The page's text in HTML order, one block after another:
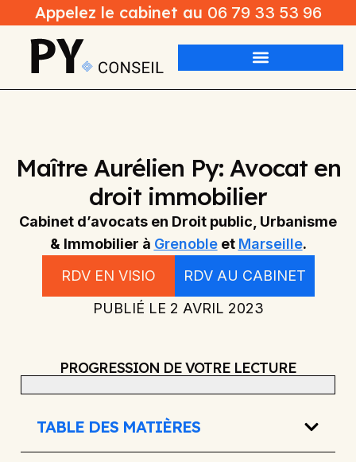
Appelez le cabinet au 06 79 33 53 96
Maître Aurélien Py: Avocat en
droit immobilier
Cabinet d’avocats en Droit public, Urbanisme
& Immobilier à Grenobleet Marseille.
RDV EN VISIO
RDV AU CABINET
PUBLIÉ LE 2 AVRIL 2023
PROGRESSION DE VOTRE LECTURE
TABLE DES MATIÈRES